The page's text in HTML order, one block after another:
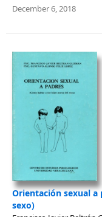
December 6, 2018
Orientación sexual a
sexo)